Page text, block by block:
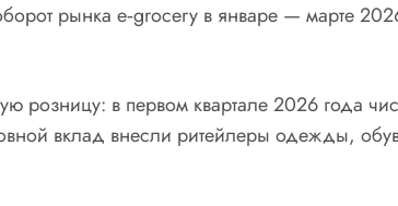
рынка e‑grocery в январе — марте
розницу: в первом квартале 2026 года
вклад внесли ритейлеры одежды,